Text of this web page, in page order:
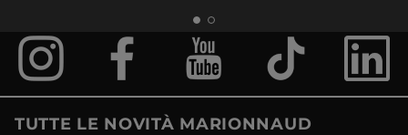
TUTTE LE NOVITÀ MARIONNAUD